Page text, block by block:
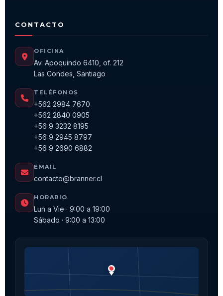
CONTACTO
OFICINA
Av. Apoquindo 6410, of. 212
Las Condes, Santiago
TELÉFONOS
+562 2984 7670
+562 2840 0905
+56 9 3232 8195
+56 9 2945 8797
+56 9 2690 6882
EMAIL
contacto@branner.cl
HORARIO
Lun a Vie · 9:00 a 19:00
Sábado · 9:00 a 13:00